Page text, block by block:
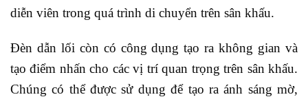
diễn viên trong quá trình di chuyển trên sân khấu.
Đèn dẫn lối còn có công dụng tạo ra không gian và
tạo điểm nhấn cho các vị trí quan trọng trên sân khấu.
Chúng có thể được sử dụng để tạo ra ánh sáng mờ,